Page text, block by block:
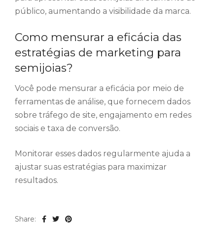
público, aumentando a visibilidade da marca.
Como mensurar a eficácia das
estratégias de marketing para
semijoias?
Você pode mensurar a eficácia por meio de
ferramentas de análise, que fornecem dados
sobre tráfego de site, engajamento em redes
sociais e taxa de conversão.
Monitorar esses dados regularmente ajuda a
ajustar suas estratégias para maximizar
resultados.
Share: